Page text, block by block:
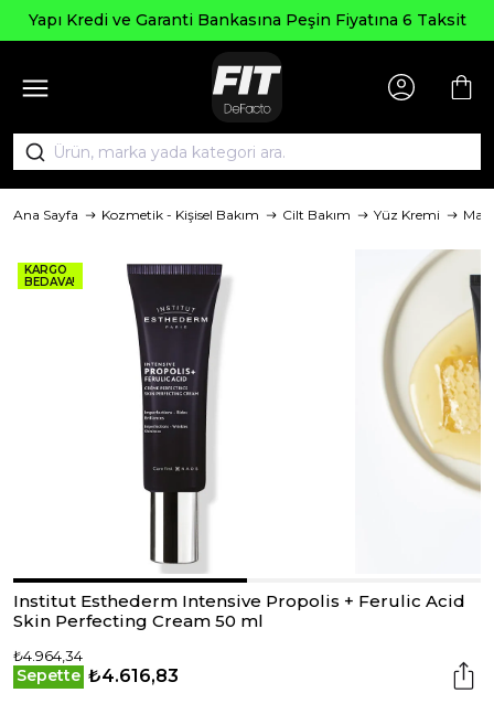
Yapı Kredi ve Garanti Bankasına Peşin Fiyatına 6 Taksit
Ana Sayfa Kozmetik - Kişisel Bakım Cilt Bakım Yüz Kremi
KARGO
BEDAVA!
Institut Esthederm Intensive Propolis + Ferulic Acid
Skin Perfecting Cream 50 ml
₺4.964,34
Sepette ₺4.616,83